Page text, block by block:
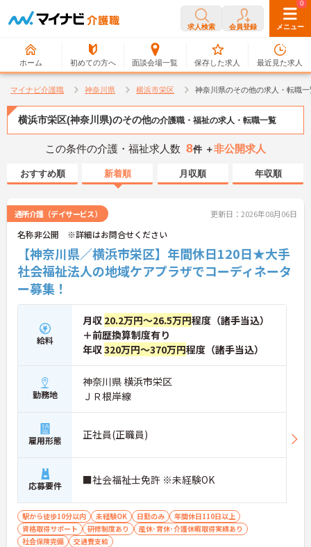
求人検索 会員登録 メニュー
ホーム 初めての方へ 面談会場一覧
0
保存した求人
0
最近見た求人
マイナビ介護職 神奈川県 横浜市栄区 神奈川県のその他の求人・転職一
横浜市栄区(神奈川県)のその他の介護職・福祉の求人・転職一覧
この条件の介護・福祉求人数 8件 ＋非公開求人
おすすめ順 新着順 月収順 年収順
通所介護（デイサービス） 更新日：2026年08月06日
名称非公開 ※詳細はお問合せください
【神奈川県／横浜市栄区】年間休日120日★大手
社会福祉法人の地域ケアプラザでコーディネータ
ー募集！
給料
月収 20.2万円～26.5万円程度（諸手当込）
＋前歴換算制度有り
年収320万円～370万円程度（諸手当込）
勤務地
神奈川県 横浜市栄区
ＪＲ根岸線
雇用形態 正社員(正職員)
応募要件 ■社会福祉士免許 ※未経験OK
駅から徒歩10分以内 未経験OK 日勤のみ
年間休日110日以上
資格取得サポート
研修制度あり
産休･育休･介護休暇取得実績あり
社会保険完備
交通費支給